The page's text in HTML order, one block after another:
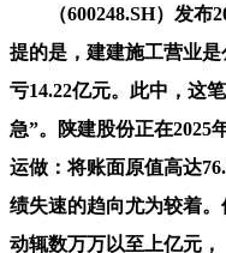
（600248.SH）发布
提的是，建建施工营业
亏14.22亿元。此中，这
急”。陕建股份正在2025
运做：将账面原值高达
绩失速的趋向尤为较着
动辄数万万以至上亿元，